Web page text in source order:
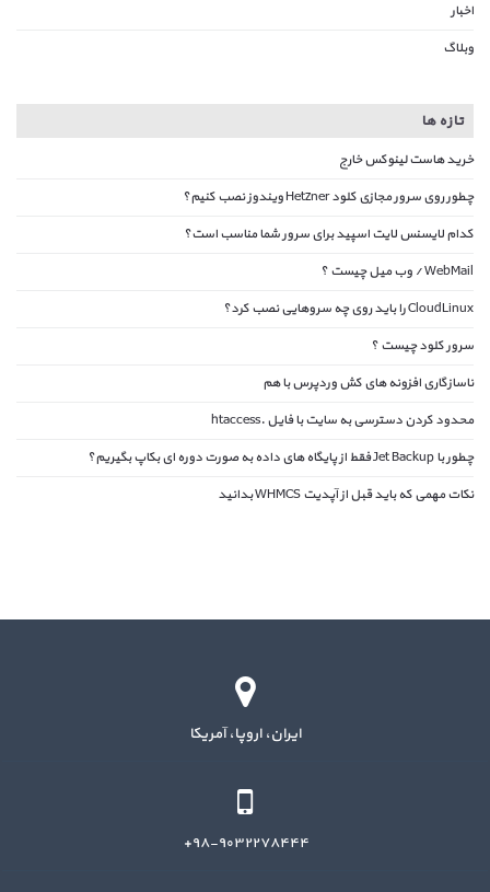
اخبار
وبلاگ
تازه ها
خرید هاست لینوکس خارج
چطور روی سرور مجازی کلود Hetzner ویندوز نصب کنیم؟
کدام لایسنس لایت اسپید برای سرور شما مناسب است؟
WebMail / وب میل چیست ؟
CloudLinux را باید روی چه سروهایی نصب کرد؟
سرور کلود چیست ؟
ناسازگاری افزونه های کش وردپرس با هم
محدود کردن دسترسی به سایت با فایل .htaccess
چطور با Jet Backup فقط از پایگاه های داده به صورت دوره ای بکاپ بگیریم؟
نکات مهمی که باید قبل از آپدیت WHMCS بدانید
ایران، اروپا، آمریکا
۹۸-۹۰۳۲۲۷۸۴۴۴+